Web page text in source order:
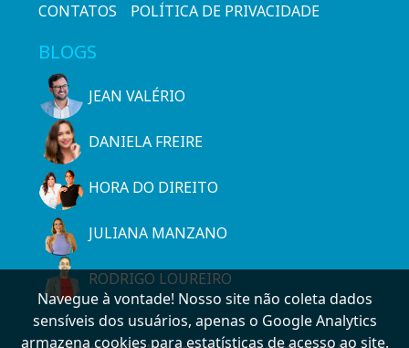
CONTATOS POLÍTICA DE PRIVACIDADE
BLOGS
JEAN VALÉRIO
DANIELA FREIRE
HORA DO DIREITO
JULIANA MANZANO
RODRIGO LOUREIRO
Navegue à vontade! Nosso site não coleta dados
sensíveis dos usuários, apenas o Google Analytics
armazena cookies para estatísticas de acesso ao site.